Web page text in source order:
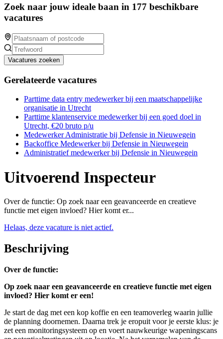
Zoek naar jouw ideale baan in 177 beschikbare
vacatures
Vacatures zoeken
Gerelateerde vacatures
Parttime data entry medewerker bij een maatschappelijke
organisatie in Utrecht
Parttime klantenservice medewerker bij een goed doel in
Utrecht, €20 bruto p/u
Medewerker Administratie bij Defensie in Nieuwegein
Backoffice Medewerker bij Defensie in Nieuwegein
Administratief medewerker bij Defensie in Nieuwegein
Uitvoerend Inspecteur
Over de functie: Op zoek naar een geavanceerde en creatieve
functie met eigen invloed? Hier komt er...
Helaas, deze vacature is niet actief.
Beschrijving
Over de functie:
Op zoek naar een geavanceerde en creatieve functie met eigen
invloed? Hier komt er een!
Je start de dag met een kop koffie en een teamoverleg waarin jullie
de planning doornemen. Daarna trek je eropuit voor je eerste klus: je
zet een monitoringsysteem op en voert nauwkeurige wapeningscans